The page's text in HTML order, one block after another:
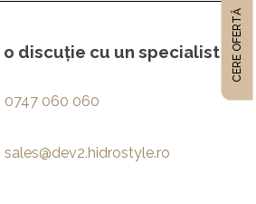
o discuție cu un specialist
0747 060 060
sales@dev2.hidrostyle.ro
CERE OFERTĂ